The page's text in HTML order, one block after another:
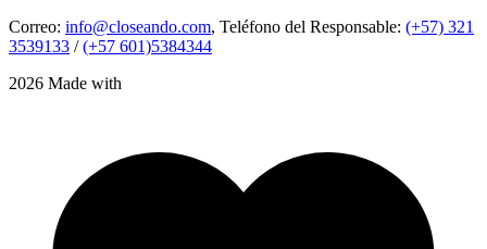
Correo: info@closeando.com, Teléfono del Responsable: (+57) 321
3539133 /(+57 601)5384344
2026 Made with